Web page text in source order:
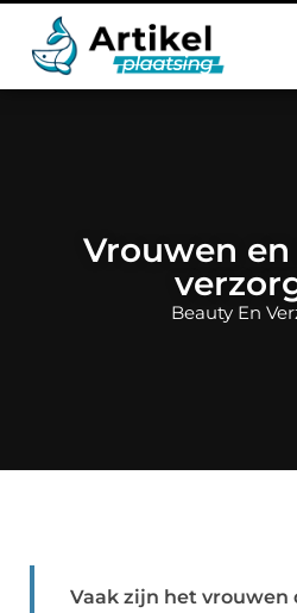
Vrouwen
Beauty En
Vaak zijn het vrouwen